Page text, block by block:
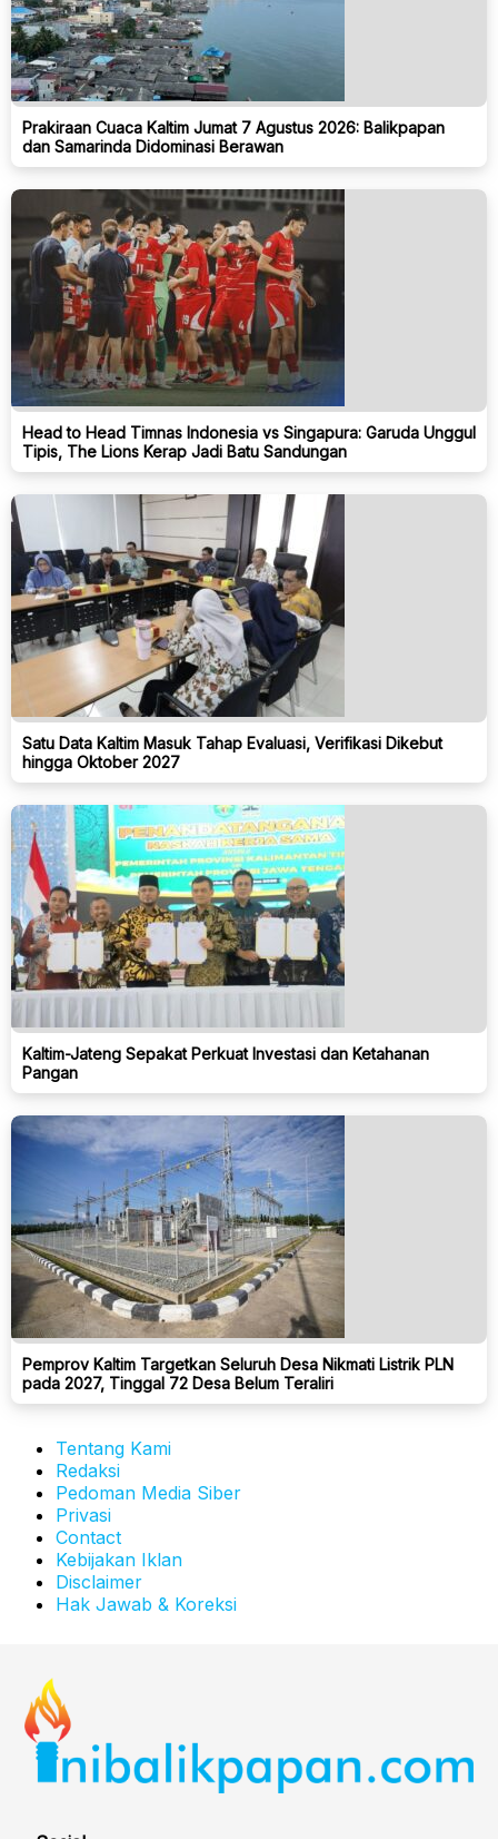
Prakiraan Cuaca Kaltim Jumat 7 Agustus 2026: Balikpapan
dan Samarinda Didominasi Berawan
Head to Head Timnas Indonesia vs Singapura: Garuda Unggul
Tipis, The Lions Kerap Jadi Batu Sandungan
Satu Data Kaltim Masuk Tahap Evaluasi, Verifikasi Dikebut
hingga Oktober 2027
Kaltim-Jateng Sepakat Perkuat Investasi dan Ketahanan
Pangan
Pemprov Kaltim Targetkan Seluruh Desa Nikmati Listrik PLN
pada 2027, Tinggal 72 Desa Belum Teraliri
Tentang Kami
Redaksi
Pedoman Media Siber
Privasi
Contact
Kebijakan Iklan
Disclaimer
Hak Jawab & Koreksi